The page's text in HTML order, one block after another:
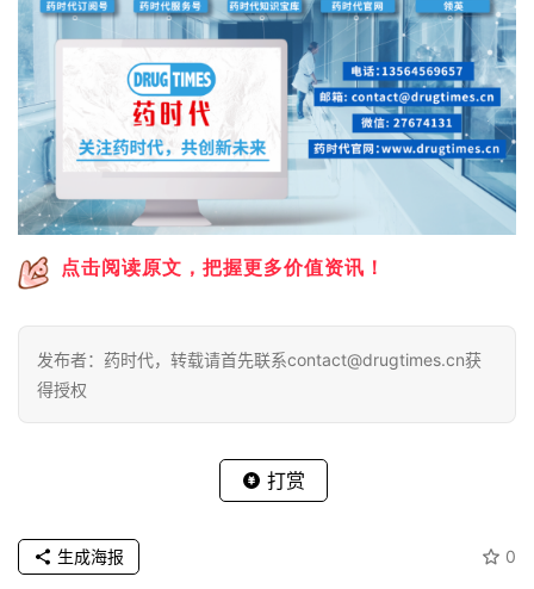
点击阅读原文，把握更多价值资讯！
发布者：药时代，转载请首先联系contact@drugtimes.cn获
得授权
打赏
0
生成海报